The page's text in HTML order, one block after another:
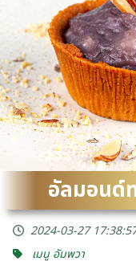
อัลมอนด์
เมนู อัมพวา
2024-03-27